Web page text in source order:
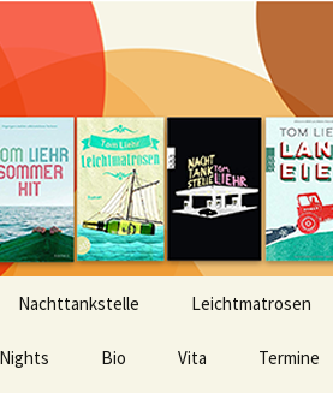
Nachttankstelle Leichtmatrosen
Bio Vita Termine